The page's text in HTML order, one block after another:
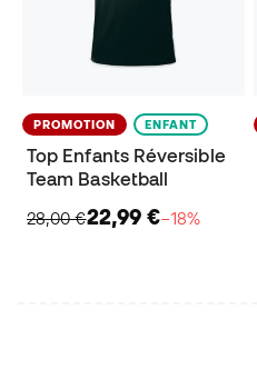
PROMOTION ENFANT
Top Enfants Réversible
Team Basketball
28,00 €22,99 €−18%